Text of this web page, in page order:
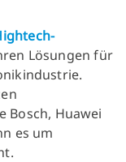
Lösungen für
Bosch, Huawei
es um